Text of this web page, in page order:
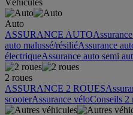
Véhicules
Auto
ASSURANCE AUTO
auto malussé/résiliéAssurance
électriqueAssurance auto semi
2 roues
ASSURANCE 2 ROUES
scooterAssurance véloConseils 2